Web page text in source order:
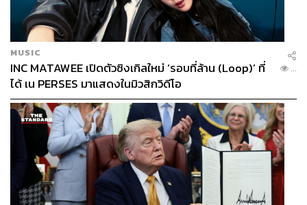
MUSIC
INC MATAWEE เปิดตัวซิงเกิลใหม่ ‘รอบที่ล้าน (Loop)’ ที่
ได้ เน PERSES มาแสดงในมิวสิกวิดีโอ
...